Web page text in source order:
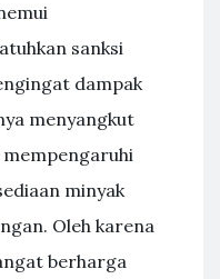
sanksi
dampak
menyangkut
minyak
Oleh karena
berharga